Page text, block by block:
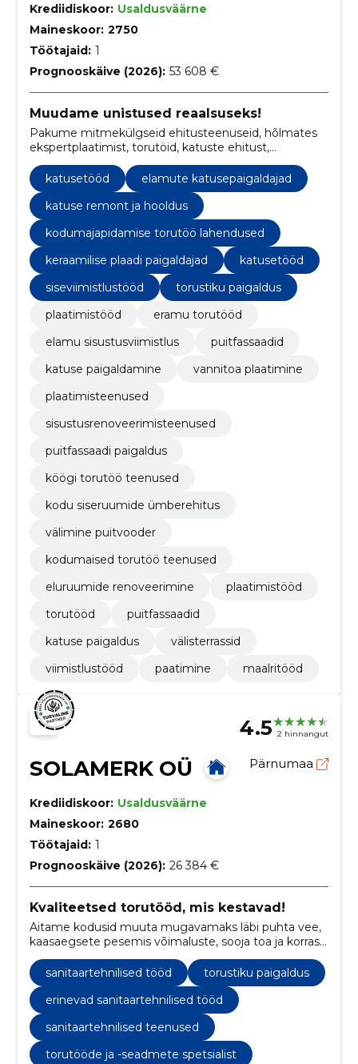
Krediidiskoor: Usaldusväärne
Maineskoor: 2750
Töötajaid: 1
Prognooskäive (2026): 53 608 €
Muudame unistused reaalsuseks!
Pakume mitmekülgseid ehitusteenuseid, hõlmates
ekspertplaatimist, torutöid, katuste ehitust,
siseviimistlustöid ning fassaaditeenuseid.
katusetööd
elamute katusepaigaldajad
katuse remont ja hooldus
kodumajapidamise torutöö lahendused
keraamilise plaadi paigaldajad
katusetööd
siseviimistlustööd
torustiku paigaldus
plaatimistööd
eramu torutööd
elamu sisustusviimistlus
puitfassaadid
katuse paigaldamine
vannitoa plaatimine
plaatimisteenused
sisustusrenoveerimisteenused
puitfassaadi paigaldus
köögi torutöö teenused
kodu siseruumide ümberehitus
välimine puitvooder
kodumaised torutöö teenused
eluruumide renoveerimine
plaatimistööd
torutööd
puitfassaadid
katuse paigaldus
välisterrassid
viimistlustööd
paatimine maalritööd
4.5 2 hinnangut
SOLAMERK OÜ Pärnumaa
Krediidiskoor: Usaldusväärne
Maineskoor: 2680
Töötajaid: 1
Prognooskäive (2026): 26 384 €
Kvaliteetsed torutööd, mis kestavad!
Aitame kodusid muuta mugavamaks läbi puhta vee,
kaasaegsete pesemis võimaluste, sooja toa ja korras
torudega!
sanitaartehnilised tööd
torustiku paigaldus
erinevad sanitaartehnilised tööd
sanitaartehnilised teenused
torutööde ja -seadmete spetsialist